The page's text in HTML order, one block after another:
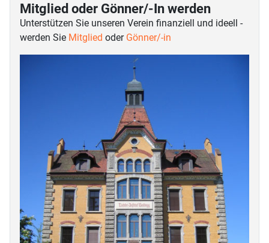
Mitglied oder Gönner/-In werden
Unterstützen Sie unseren Verein finanziell und ideell -
werden Sie Mitglied oder Gönner/-in